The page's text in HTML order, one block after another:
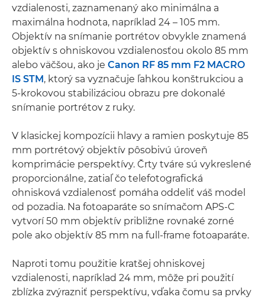
vzdialenosti, zaznamenaný ako minimálna a
maximálna hodnota, napríklad 24 – 105 mm.
Objektív na snímanie portrétov obvykle znamená
objektív s ohniskovou vzdialenosťou okolo 85 mm
alebo väčšou, ako je Canon RF 85 mm F2 MACRO
IS STM, ktorý sa vyznačuje ľahkou konštrukciou a
5-krokovou stabilizáciou obrazu pre dokonalé
snímanie portrétov z ruky.
V klasickej kompozícii hlavy a ramien poskytuje 85
mm portrétový objektív pôsobivú úroveň
komprimácie perspektívy. Črty tváre sú vykreslené
proporcionálne, zatiaľ čo telefotografická
ohnisková vzdialenosť pomáha oddeliť váš model
od pozadia. Na fotoaparáte so snímačom APS-C
vytvorí 50 mm objektív približne rovnaké zorné
pole ako objektív 85 mm na full-frame fotoaparáte.
Naproti tomu použitie kratšej ohniskovej
vzdialenosti, napríklad 24 mm, môže pri použití
zblízka zvýrazniť perspektívu, vďaka čomu sa prvky